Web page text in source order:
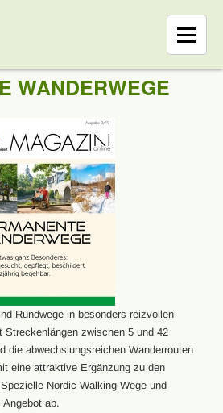
WANDERWEGE
Rundwege in besonders reizvollen
Streckenlängen zwischen 5 und 42
die abwechslungsreichen Wanderrouten
eine attraktive Ergänzung zu den
Nordic-Walking-Wege und
Angebot ab.